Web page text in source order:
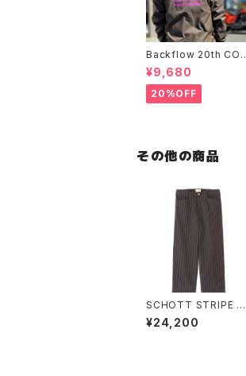
Backflow 20th COL
LEGE COACH JACK
ET
¥9,680
20%OFF
その他の商品
SCHOTT STRIPE FR
ISCO PANTS
¥24,200